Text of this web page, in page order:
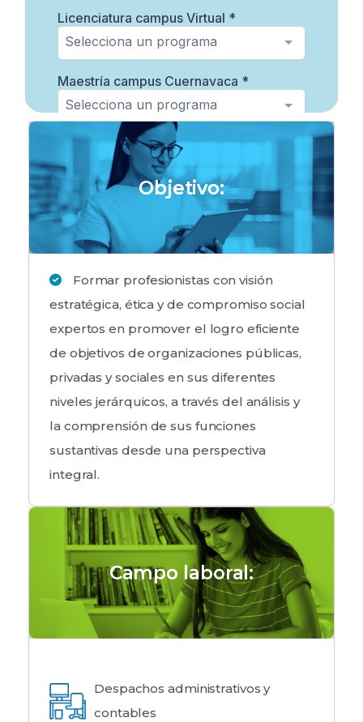
Objetivo:
Formar profesionistas con visión
estratégica, ética y de compromiso social
expertos en promover el logro eficiente
de objetivos de organizaciones públicas,
privadas y sociales en sus diferentes
niveles jerárquicos, a través del análisis y
la comprensión de sus funciones
sustantivas desde una perspectiva
integral.
Campo laboral:
Despachos administrativos y
contables